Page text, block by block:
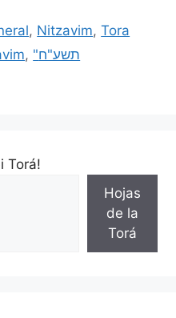
, Nitzavim,Tora
,
"תשע"ח
Torá!
Hojas
de la
Torá